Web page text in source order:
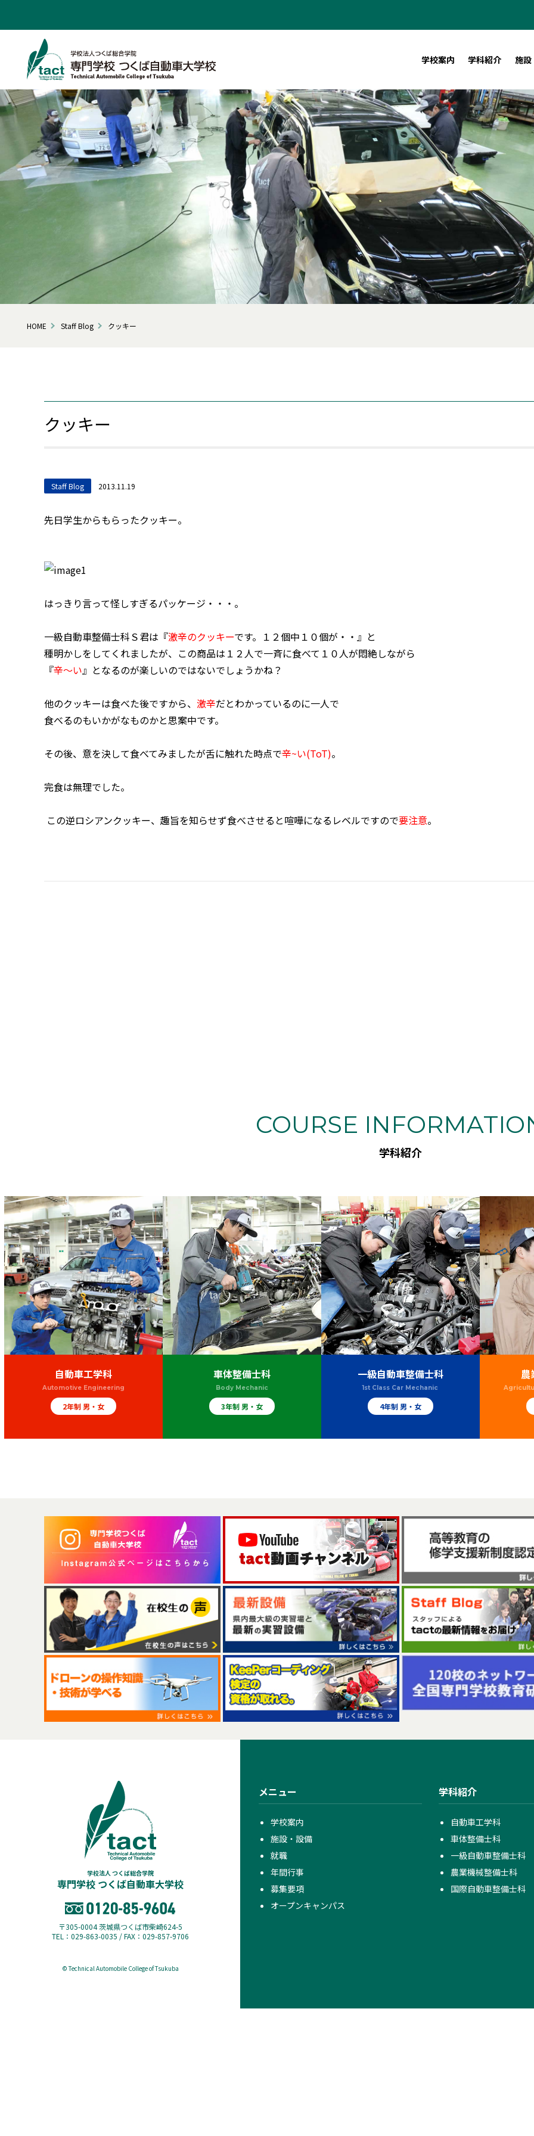
学校案内 学科紹介 施設
HOME Staff Blog クッキー
クッキー
Staff Blog 2013.11.19
先日学生からもらったクッキー。
はっきり言って怪しすぎるパッケージ・・・。
一級自動車整備士科Ｓ君は『激辛のクッキーです。１２個中１０個が・・』と
種明かしをしてくれましたが、この商品は１２人で一斉に食べて１０人が悶絶しながら
『辛～い』となるのが楽しいのではないでしょうかね？
他のクッキーは食べた後ですから、 激辛だとわかっているのに一人で
食べるのもいかがなものかと思案中です。
その後、意を決して食べてみましたが舌に触れた時点で辛~い(ToT)。
完食は無理でした。
この逆ロシアンクッキー、趣旨を知らせず食べさせると喧嘩になるレベルですので要注意。
COURSE
学科紹介
自動車工学科
Automotive Engineering
2年制 男・女
車体整備士科
Body Mechanic
3年制 男・女
一級自動車整備士科
1st Class Car Mechanic
4年制 男・女
農
メニュー
学校案内
施設・設備
就職
年間行事
募集要項
オープンキャンパス
学科紹介
自動車工学科
車体整備士科
一級自動車整備士科
農業機械整備士科
国際自動車整備士科
学校法人 つくば総合学院
専門学校 つくば自動車大学校
〒305-0004 茨城県つくば市柴崎624-5
TEL：029-863-0035 / FAX：029-857-9706
© Technical Automobile College of Tsukuba